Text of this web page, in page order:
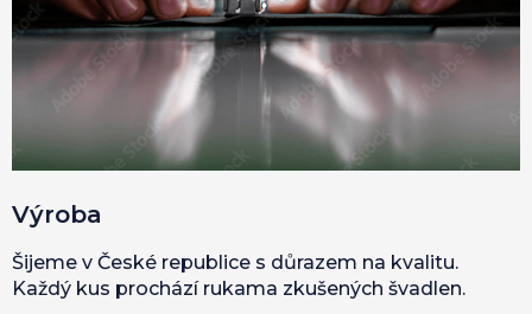
Výroba
Šijeme v České republice s důrazem na kvalitu.
Každý kus prochází rukama zkušených švadlen.